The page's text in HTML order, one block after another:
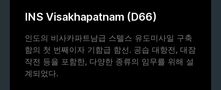
INS Visakhapatnam (D66)
인도의 비사카파트남급 스텔스 유도미사일 구축
함의 첫 번째이자 기함급 함선. 공습 대항전, 대잠
작전 등을 포함한, 다양한 종류의 임무를 위해 설
계되었다.